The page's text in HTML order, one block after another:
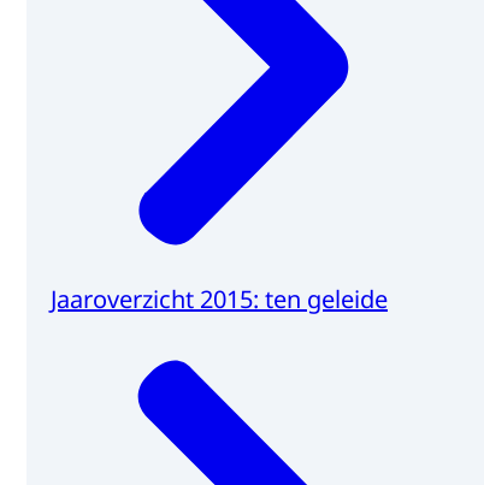
Jaaroverzicht 2015: ten geleide